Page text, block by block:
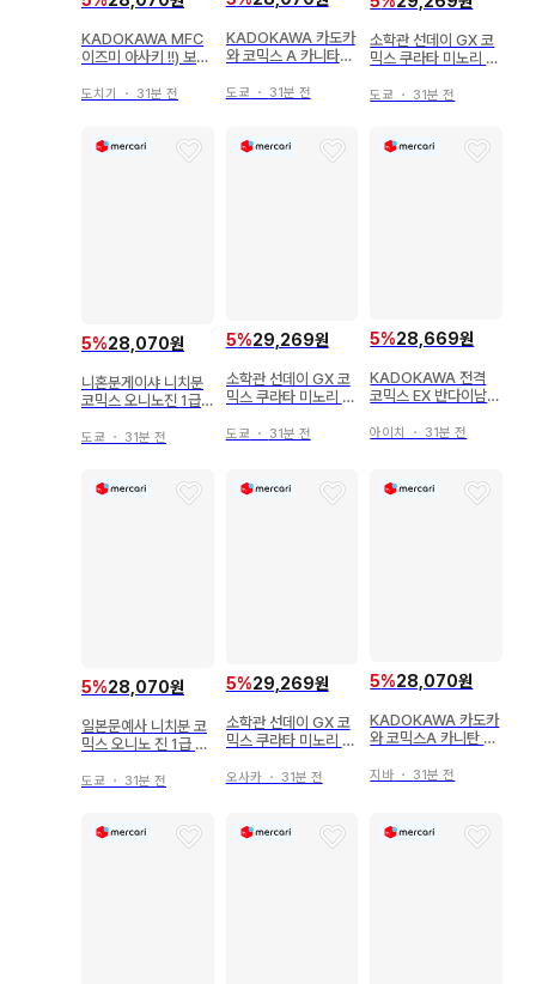
KADOKAWA MFC
이즈미 아사키 !!) 보입
도치기 ・ 31분 전
KADOKAWA 카도카
와 코믹스 A 카니타니
도쿄 ・ 31분 전
소학관 선데이 GX 코
믹스 쿠라타 미노리 약
오의 후궁 수수께끼 풀
도쿄 ・ 31분 전
5%28,070원
니혼분게이샤 니치분
코믹스 오니노진 1급
사고 1
도쿄 ・ 31분 전
5%29,269원
소학관 선데이 GX 코
믹스 쿠라타 미노리 약
후궁 수수께끼 풀이 수
도쿄 ・ 31분 전
5%28,669원
KADOKAWA 전격
코믹스 EX 반다이남코
마스터 신데렐라 걸스
아이치 ・ 31분 전
5%28,070원
일본문예사 니치분 코
믹스 오니노 진 1급 건
고 1
도쿄 ・ 31분 전
5%29,269원
소학관 선데이 GX 코
믹스 쿠라타 미노리 약
후궁 수수께끼 풀이 수
오사카・ 31분 전
5%28,070원
KADOKAWA 카도카
와 코믹스A 카니탄 슈
지바 ・ 31분 전